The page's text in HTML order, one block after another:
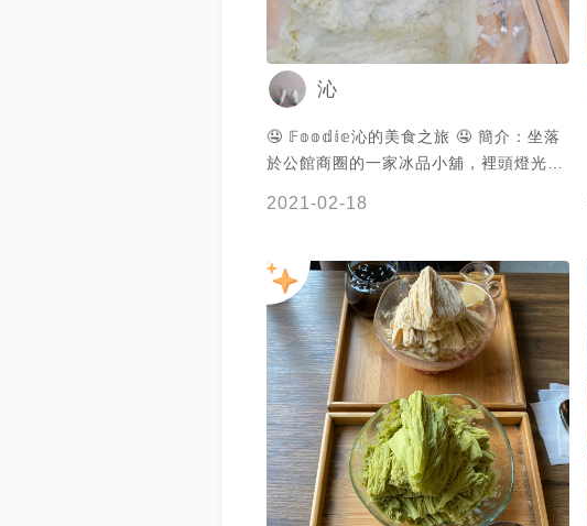
沁
🤤 𝔽𝕠𝕠𝕕𝕚𝕖沁的美食之旅 🤤 簡介：坐落
於公館商圈的一家冰品小舖，裡頭燈光美
乳，只不過宇治金時有另外提供紅豆，紅
豆帶有咖啡的香氣，如果不喜歡吃紅豆也
可以換成白珍珠喔！！！招牌分別是上面
介紹的兩種加上台18珍奶，可以嘗試看看
喔！ 🤤 店家資訊 地址 台北市中正區羅斯
福路三段244巷21號 營業 12：00-22：
00 電話 （02）23635200 位置 🚆台電
大樓站及🚆公館站之間（偏近🚆台電大樓
站）
2021-02-18